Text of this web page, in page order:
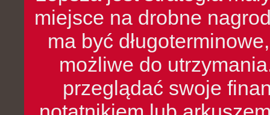
miejsce na drobne
ma być
możliwe do
przeglądać swoje